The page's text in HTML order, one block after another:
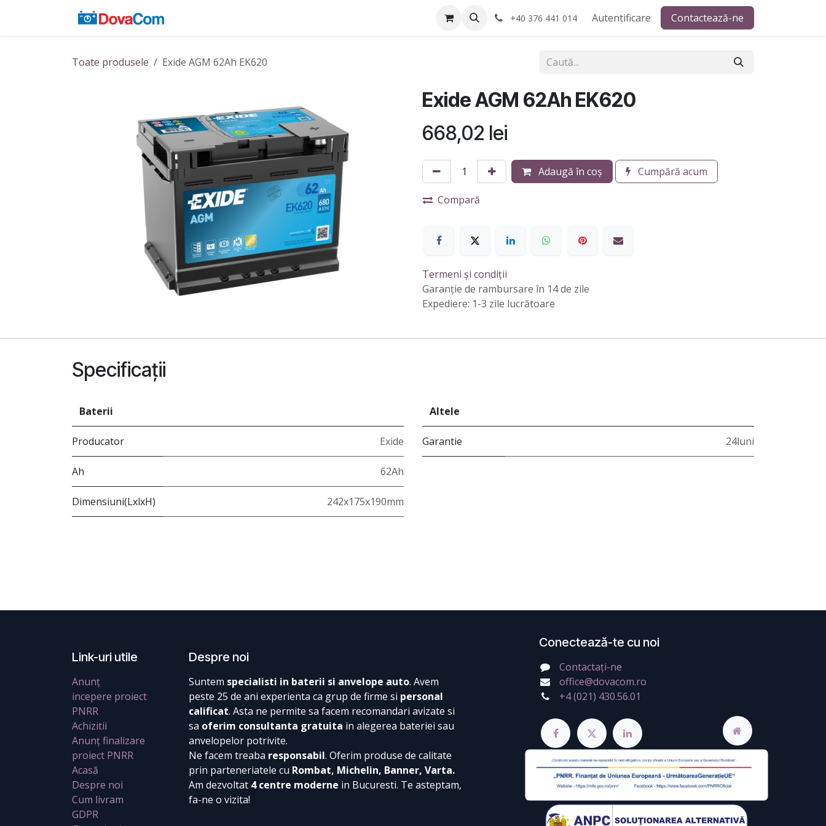
Service-uri montaj +40 376 441 014 Autentificare Contactează-ne
Toate produsele Exide AGM 62Ah EK620
Exide AGM 62Ah EK620
668,02 lei
Adaugă în coș Cumpără acum
Compară
Termeni și condiții
Garanție de rambursare în 14 de zile
Expediere: 1-3 zile lucrătoare
Specificații
Baterii
Producator Exide
Ah 62Ah
Dimensiuni(LxlxH) 242x175x190mm
Altele
Garantie 24luni
Link-uri utile
Anunț
incepere proiect
PNRR
Achizitii
Anunț finalizare
proiect PNRR
Acasă
Despre noi
Cum livram
GDPR
Despre noi
Suntem specialisti in baterii si anvelope auto. Avem
peste 25 de ani experienta ca grup de firme si personal
calificat. Asta ne permite sa facem recomandari avizate si
sa oferim consultanta gratuita in alegerea bateriei sau
anvelopelor potrivite.
Ne facem treaba responsabil. Oferim produse de calitate
prin parteneriatele cu Rombat, Michelin, Banner, Varta.
Am dezvoltat 4 centre moderne in Bucuresti. Te asteptam,
fa-ne o vizita!
Conectează-te cu noi
Contactați-ne
office@dovacom.ro
+4 (021) 430.56.01